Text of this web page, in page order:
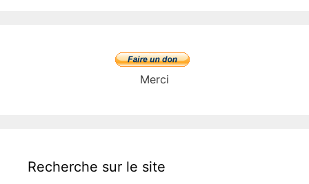
Merci
Recherche sur le site